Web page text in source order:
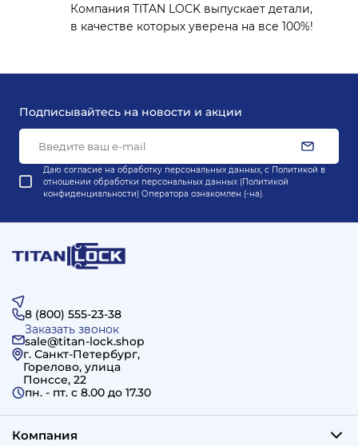
Компания TITAN LOCK выпускает детали,
в качестве которых уверена на все 100%!
Подписывайтесь на новости и акции
Даю согласие на обработку персональных данных, с Политикой в
отношении обработки персональных данных (Политикой
конфиденциальности) Оператора ознакомлен (-на).
8 (800) 555-23-38
Заказать звонок
sale@titan-lock.shop
г. Санкт-Петербург,
Горелово, улица
Понссе, 22
пн. - пт. c 8.00 до 17.30
Компания